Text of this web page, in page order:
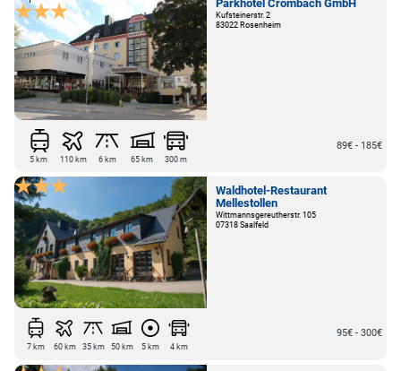
Parkhotel Crombach GmbH
Kufsteinerstr. 2
83022 Rosenheim
5 km 110 km 6 km 65 km 300 m
89€ - 185€
Waldhotel-Restaurant
Mellestollen
Wittmannsgereutherstr. 105
07318 Saalfeld
7 km 60 km 35 km 50 km 5 km 4 km
95€ - 300€